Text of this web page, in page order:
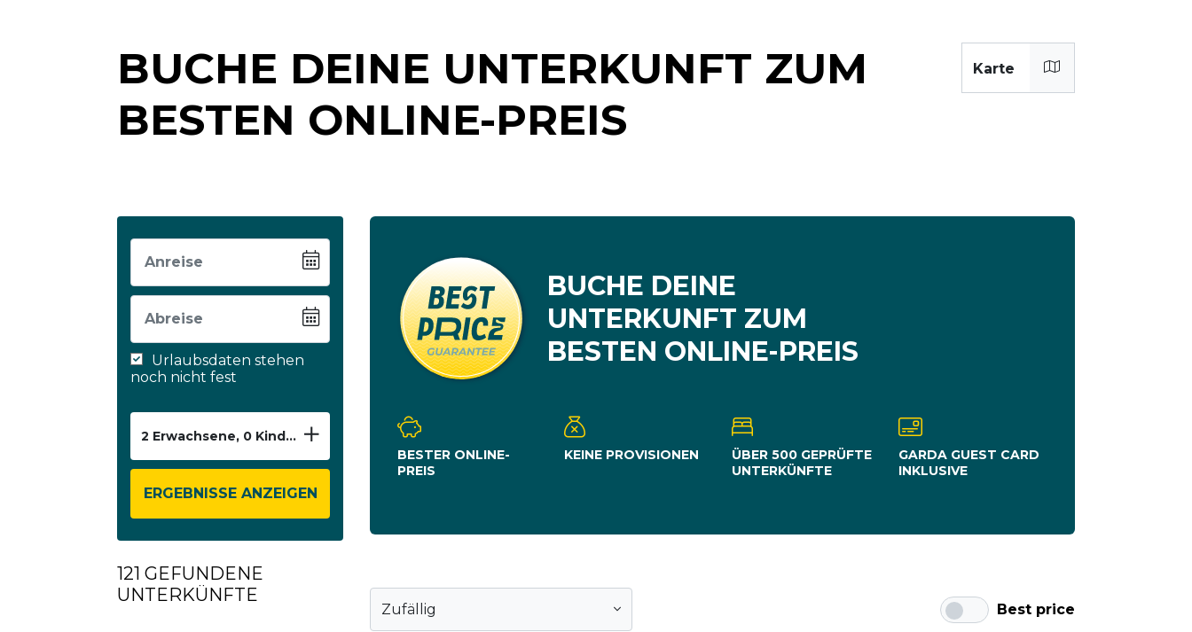
Karte
BUCHE DEINE UNTERKUNFT ZUM
BESTEN ONLINE-PREIS
Urlaubsdaten stehen
noch nicht fest
2 Erwachsene, 0 Kinder, 1 Zimmer
ERGEBNISSE ANZEIGEN
121 GEFUNDENE
UNTERKÜNFTE
BUCHE DEINE
UNTERKUNFT ZUM
BESTEN ONLINE-PREIS
BESTER ONLINE-
PREIS
KEINE PROVISIONEN
ÜBER 500 GEPRÜFTE
UNTERKÜNFTE
GARDA GUEST CARD
INKLUSIVE
Zufällig Best price